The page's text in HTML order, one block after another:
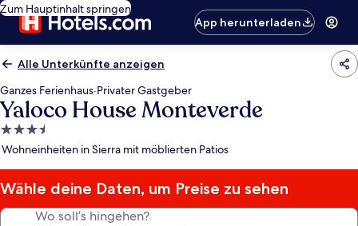
Zum Hauptinhalt springen
App herunterladen
Alle Unterkünfte anzeigen
Ganzes Ferienhaus·Privater Gastgeber
Yaloco House Monteverde
3.5-
Sterne-
Wohneinheiten in Sierra mit möblierten Patios
Wähle deine Daten, um Preise zu sehen
Wo soll’s hingehen?